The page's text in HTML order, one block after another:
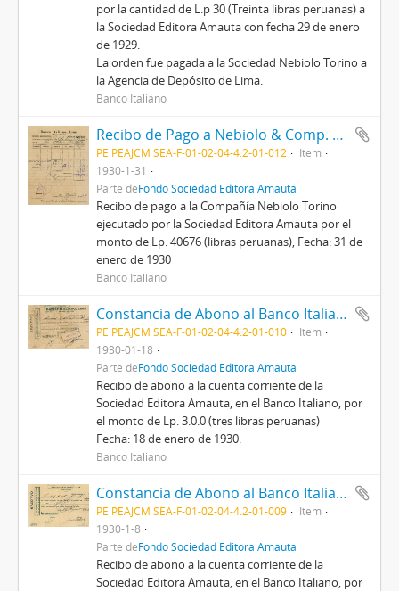
por la cantidad de L.p 30 (Treinta libras peruanas) a
la Sociedad Editora Amauta con fecha 29 de enero
de 1929.
La orden fue pagada a la Sociedad Nebiolo Torino a
la Agencia de Depósito de Lima.
Banco Italiano
Recibo de Pago a Nebiolo & Comp. Torino, 31/1/1930
PE PEAJCM SEA-F-01-02-04-4.2-01-012
Item
1930-1-31
Parte deFondo Sociedad Editora Amauta
Recibo de pago a la Compañía Nebiolo Torino
ejecutado por la Sociedad Editora Amauta por el
monto de Lp. 40676 (libras peruanas), Fecha: 31 de
enero de 1930
Banco Italiano
Constancia de Abono al Banco Italiano de Lima, 18/1/1930
PE PEAJCM SEA-F-01-02-04-4.2-01-010
Item
1930-01-18
Parte deFondo Sociedad Editora Amauta
Recibo de abono a la cuenta corriente de la
Sociedad Editora Amauta, en el Banco Italiano, por
el monto de Lp. 3.0.0 (tres libras peruanas)
Fecha: 18 de enero de 1930.
Banco Italiano
Constancia de Abono al Banco Italiano de Lima, 8/1/1930
PE PEAJCM SEA-F-01-02-04-4.2-01-009
Item
1930-1-8
Parte deFondo Sociedad Editora Amauta
Recibo de abono a la cuenta corriente de la
Sociedad Editora Amauta, en el Banco Italiano, por